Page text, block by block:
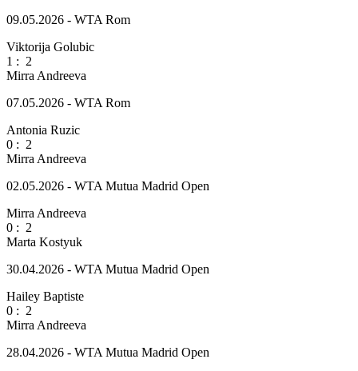
09.05.2026 - WTA Rom
Viktorija Golubic
1 : 2
Mirra Andreeva
07.05.2026 - WTA Rom
Antonia Ruzic
0 : 2
Mirra Andreeva
02.05.2026 - WTA Mutua Madrid Open
Mirra Andreeva
0 : 2
Marta Kostyuk
30.04.2026 - WTA Mutua Madrid Open
Hailey Baptiste
0 : 2
Mirra Andreeva
28.04.2026 - WTA Mutua Madrid Open